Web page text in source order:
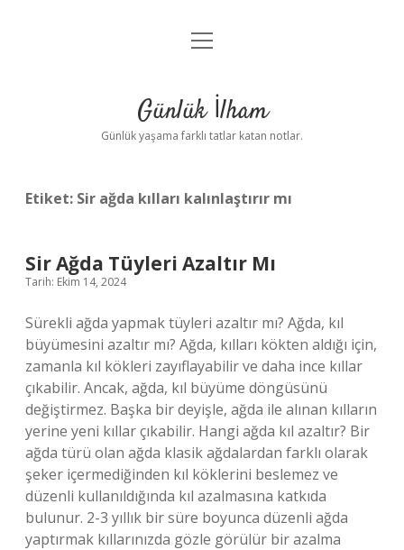
Anasayfa
Yasal Uyarı
menüyü
Günlük İlham
Günlük yaşama farklı tatlar katan notlar.
Etiket: Sir ağda kılları kalınlaştırır mı
Sir Ağda Tüyleri Azaltır Mı
Tarih: Ekim 14, 2024
Sürekli ağda yapmak tüyleri azaltır mı? Ağda, kıl
büyümesini azaltır mı? Ağda, kılları kökten aldığı için,
zamanla kıl kökleri zayıflayabilir ve daha ince kıllar
çıkabilir. Ancak, ağda, kıl büyüme döngüsünü
değiştirmez. Başka bir deyişle, ağda ile alınan kılların
yerine yeni kıllar çıkabilir. Hangi ağda kıl azaltır? Bir
ağda türü olan ağda klasik ağdalardan farklı olarak
şeker içermediğinden kıl köklerini beslemez ve
düzenli kullanıldığında kıl azalmasına katkıda
bulunur. 2-3 yıllık bir süre boyunca düzenli ağda
yaptırmak kıllarınızda gözle görülür bir azalma